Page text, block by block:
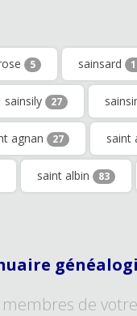
5 sainsard
sainsily 27
agnan 27 saint
saint albin 83
de